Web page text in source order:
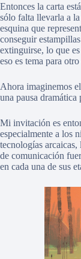
Entonces la carta
sólo falta llevarla a
esquina que
conseguir
extinguirse, lo que
eso es tema para
Ahora imaginemos
una pausa
Mi invitación es
especialmente a los
tecnologías arcaicas,
de comunicación
en cada una de sus